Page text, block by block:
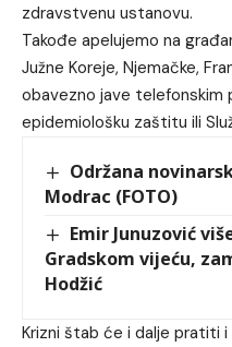
zdravstvenu ustanovu.
Takođe apelujemo na
Južne Koreje, Njemačke,
obavezno jave telefonskim
epidemiološku zaštitu ili
Održana
Modrac (FOTO)
Emir Junuzović
Gradskom vijeću,
Hodžić
Krizni štab će i dalje pratiti